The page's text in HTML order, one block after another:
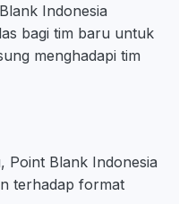
Indonesia
bagi tim baru untuk
menghadapi tim
Point Blank Indonesia
terhadap format